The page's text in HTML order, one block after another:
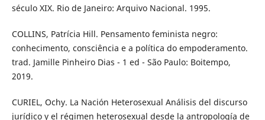
século XIX. Rio de Janeiro: Arquivo Nacional. 1995.
COLLINS, Patrícia Hill. Pensamento feminista negro:
conhecimento, consciência e a política do empoderamento.
trad. Jamille Pinheiro Dias - 1 ed - São Paulo: Boitempo,
2019.
CURIEL, Ochy. La Nación Heterosexual Análisis del discurso
jurídico y el régimen heterosexual desde la antropología de